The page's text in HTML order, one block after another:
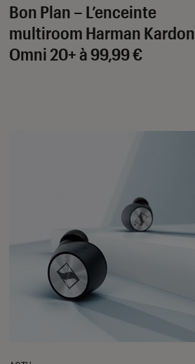
Bon Plan – L’enceinte
multiroom Harman Kardon
Omni 20+ à 99,99 €